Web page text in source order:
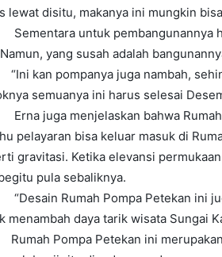
lewat disitu, makanya ini mungkin
Sementara untuk pembangunannya
yang susah adalah
“Ini kan pompanya juga nambah,
semuanya ini harus selesai
Erna juga menjelaskan bahwa
pelayaran bisa keluar masuk di
gravitasi. Ketika elevansi
pula sebaliknya.
“Desain Rumah Pompa Petekan ini
menambah daya tarik wisata Sungai
Rumah Pompa Petekan ini